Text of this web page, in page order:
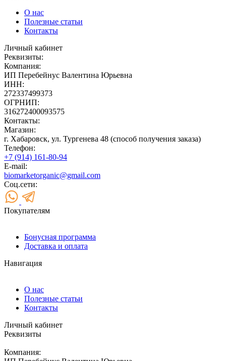
О нас
Полезные статьи
Контакты
Личный кабинет
Реквизиты:
Компания:
ИП Перебейнус Валентина Юрьевна
ИНН:
272337499373
ОГРНИП:
316272400093575
Контакты:
Магазин:
г. Хабаровск, ул. Тургенева 48 (способ получения заказа)
Телефон:
+7 (914) 161-80-94
E-mail:
biomarketorganic@gmail.com
Соц.сети:
Покупателям
Бонусная программа
Доставка и оплата
Навигация
О нас
Полезные статьи
Контакты
Личный кабинет
Реквизиты
Компания: